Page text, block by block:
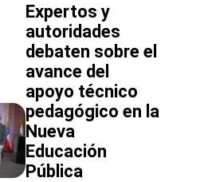
Expertos y
autoridades
debaten sobre el
avance del
apoyo técnico
pedagógico en la
Nueva
Educación
Pública